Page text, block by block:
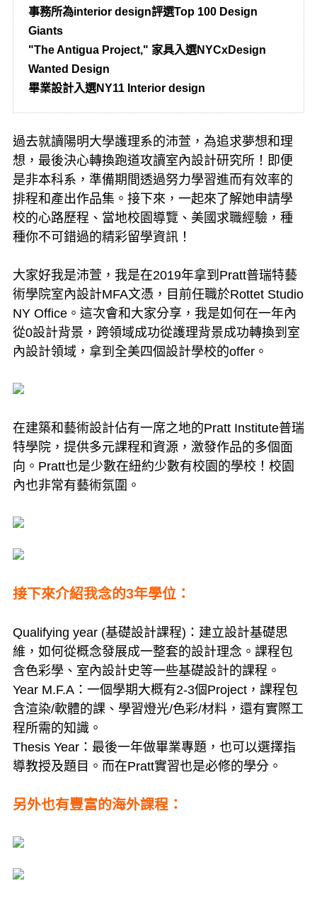
事務所為interior design評選Top 100 Design
Giants
"The Antigua Project," 家具入選NYCxDesign
Wanted Design
畢業設計入選NY11 Interior design
過去就讀陽明大學護理系的沛萱，為追求夢想和理
想，最後決心轉換跑道攻讀室內設計研究所！即便
是非本科系，準備期間透過努力學習進而有效率的
排程和產出作品集。接下來，一起來了解她申請學
校的心路歷程、當地校園導覽、美國求職經驗，種
種你不可錯過的精彩留學資訊！
大家好我是沛萱，我是在2019年拿到Pratt普瑞特藝
術學院室內設計MFA文憑，目前任職於Rottet Studio
NY Office。這次會和大家分享，我是如何在一年內
從0設計背景，跨領域成功從護理背景成功轉換到室
內設計領域，拿到全美四個設計學校的offer。
在建築和藝術設計佔有一席之地的Pratt Institute普瑞
特學院，提供多元課程和資源，激發作品的多個面
向。Pratt也是少數在紐約少數有校園的學校！校園
內也非常有藝術氛圍。
接下來介紹我念的3年學位：
Qualifying year (基礎設計課程)：建立設計基礎思
維，如何從概念發展成一整套的設計理念。課程包
含色彩學、室內設計史等一些基礎設計的課程。
Year M.F.A：一個學期大概有2-3個Project，課程包
含渲染/軟體的課、學習燈光/色彩/材料，還有實際工
程所需的知識。
Thesis Year：最後一年做畢業專題，也可以選擇指
導教授及題目。而在Pratt實習也是必修的學分。
另外也有豐富的海外課程：